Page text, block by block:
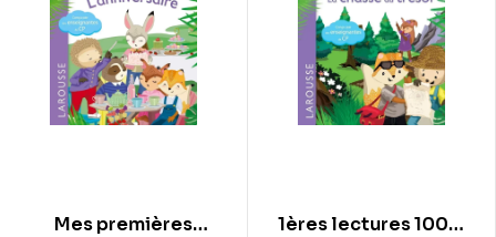
Mes premières
1ères lectures 100%